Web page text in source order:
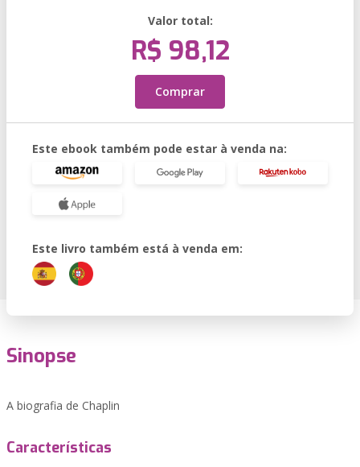
Valor total:
R$ 98,12
Comprar
Este ebook também pode estar à venda na:
Este livro também está à venda em:
Sinopse
A biografia de Chaplin
Características